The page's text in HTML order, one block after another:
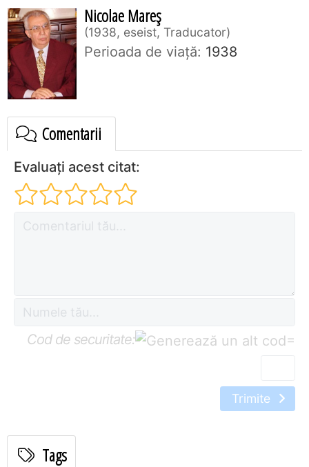
Nicolae Mareș
1938, eseist, Traducator
Perioada de viaţă: 1938
Comentarii
Evaluați acest citat:
Cod de securitate: =
Trimite
Tags